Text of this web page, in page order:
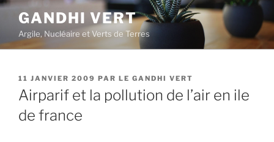
Aller
contenu
principal
GANDHI VERT
Argile, Nucléaire et Verts de Terres
PUBLIÉ
LE
11 JANVIER 2009 PAR LE GANDHI VERT
Airparif et la pollution de l’air en ile
de france